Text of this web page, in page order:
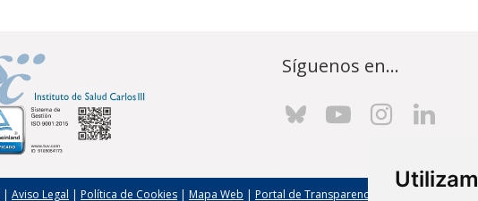
Síguenos en...
| Aviso Legal | Política de Cookies | Mapa Web | Portal de Transparencia